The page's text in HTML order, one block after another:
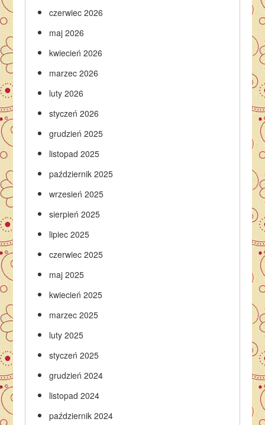
czerwiec 2026
maj 2026
kwiecień 2026
marzec 2026
luty 2026
styczeń 2026
grudzień 2025
listopad 2025
październik 2025
wrzesień 2025
sierpień 2025
lipiec 2025
czerwiec 2025
maj 2025
kwiecień 2025
marzec 2025
luty 2025
styczeń 2025
grudzień 2024
listopad 2024
październik 2024